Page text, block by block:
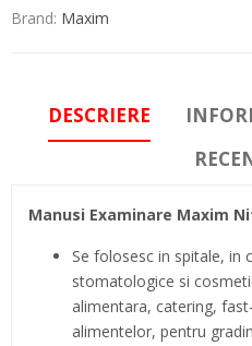
Brand: Maxim
DESCRIERE
Manusi Examinare Maxim
Se folosesc in spitale, in
stomatologice si
alimentara, catering,
alimentelor, pentru